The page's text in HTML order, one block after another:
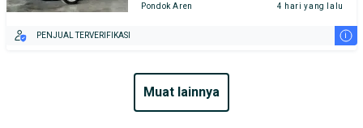
Pondok Aren 4 hari yang lalu
PENJUAL TERVERIFIKASI i
muat lainnya